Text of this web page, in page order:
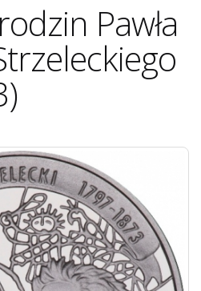
Pawła